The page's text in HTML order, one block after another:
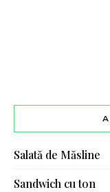
Salată de Măsline
Sandwich cu ton